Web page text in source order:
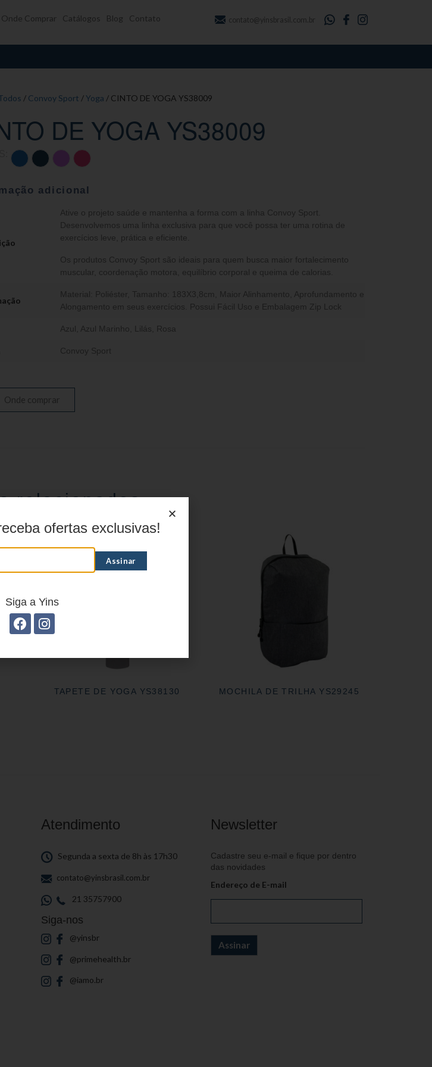
Onde Comprar Catálogos Blog Contato contato@yinsbrasil.com.br
/ Convoy Sport /Yoga / CINTO DE YOGA YS38009
DE YOGA YS38009
adicional
Ative o projeto saúde e mantenha a forma com a linha Convoy Sport.
Desenvolvemos uma linha exclusiva para que você possa ter uma rotina de
exercícios leve, prática e eficiente.
Os produtos Convoy Sport são ideais para quem busca maior fortalecimento
muscular, coordenação motora, equilíbrio corporal e queima de calorias.
Material: Poliéster, Tamanho: 183X3,8cm, Maior Alinhamento, Aprofundamento e
Alongamento em seus exercícios. Possui Fácil Uso e Embalagem Zip Lock
Azul Azul Marinho Lilás Rosa
Convoy Sport
Onde comprar
relacionados
TAPETE DE YOGA YS38130 MOCHILA DE TRILHA YS29245
Atendimento
Segunda a sexta de 8h às 17h30
contato@yinsbrasil.com.br
21 35757900
Siga-nos
@yinsbr
@primehealth.br
@iamo.br
Newsletter
Cadastre seu e-mail e fique por dentro
das novidades
Endereço de E-mail
ofertas exclusivas!
Siga a Yins